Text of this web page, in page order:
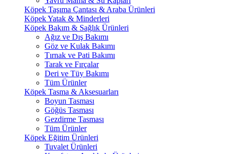
Köpek Taşıma Çantası & Araba Ürünleri
Köpek Yatak & Minderleri
Köpek Bakım & Sağlık Ürünleri
Ağız ve Dış Bakımı
Göz ve Kulak Bakımı
Tırnak ve Pati Bakımı
Tarak ve Fırçalar
Deri ve Tüy Bakımı
Tüm Ürünler
Köpek Tasma & Aksesuarları
Boyun Tasması
Göğüs Tasması
Gezdirme Tasması
Tüm Ürünler
Köpek Eğitim Ürünleri
Tuvalet Ürünleri